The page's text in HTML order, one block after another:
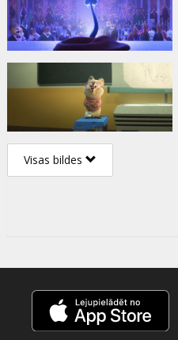
Visas bildes